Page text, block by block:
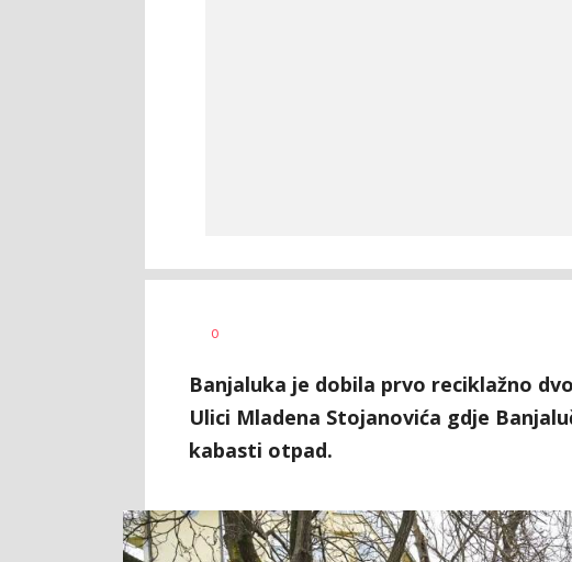
AUTOR
0
Banjaluka je dobila prvo reciklažno
Ulici Mladena Stojanovića gdje
kabasti otpad.